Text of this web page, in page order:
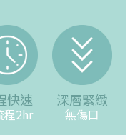
快速
程2hr
深層緊緻
無傷口